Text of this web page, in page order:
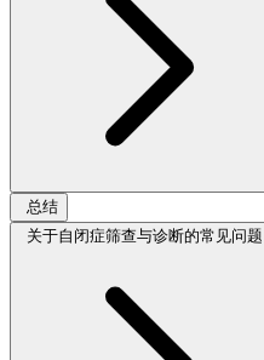
总结
关于自闭症筛查与诊断的常见问题